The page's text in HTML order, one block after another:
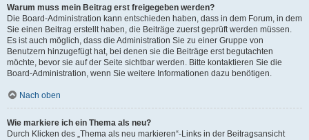
Warum muss mein Beitrag erst freigegeben werden?
Die Board-Administration kann entschieden haben, dass in dem Forum, in dem
Sie einen Beitrag erstellt haben, die Beiträge zuerst geprüft werden müssen.
Es ist auch möglich, dass die Administration Sie zu einer Gruppe von
Benutzern hinzugefügt hat, bei denen sie die Beiträge erst begutachten
möchte, bevor sie auf der Seite sichtbar werden. Bitte kontaktieren Sie die
Board-Administration, wenn Sie weitere Informationen dazu benötigen.
Nach oben
Wie markiere ich ein Thema als neu?
Durch Klicken des „Thema als neu markieren“-Links in der Beitragsansicht